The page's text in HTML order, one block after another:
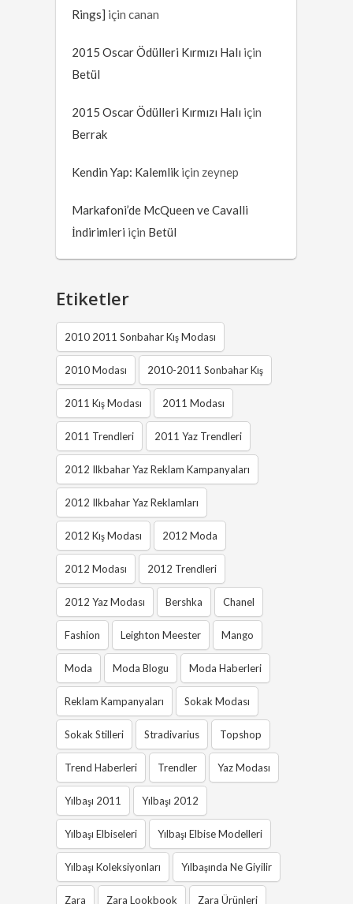
Rings] içincanan
2015 Oscar Ödülleri Kırmızı Halı için
Betül
2015 Oscar Ödülleri Kırmızı Halı için
Berrak
Kendin Yap: Kalemlik için zeynep
Markafoni’de McQueen ve Cavalli
İndirimleri için Betül
Etiketler
2010 2011 Sonbahar Kış Modası
2010 Modası 2010-2011 Sonbahar Kış
2011 Kış Modası 2011 Modası
2011 Trendleri 2011 Yaz Trendleri
2012 Ilkbahar Yaz Reklam Kampanyaları
2012 Ilkbahar Yaz Reklamları
2012 Kış Modası 2012 Moda
2012 Modası 2012 Trendleri
2012 Yaz Modası Bershka Chanel
Fashion Leighton Meester Mango
Moda Moda Blogu Moda Haberleri
Reklam Kampanyaları Sokak Modası
Sokak Stilleri Stradivarius Topshop
Trend Haberleri Trendler Yaz Modası
Yılbaşı 2011 Yılbaşı 2012
Yılbaşı Elbiseleri Yılbaşı Elbise Modelleri
Yılbaşı Koleksiyonları Yılbaşında Ne Giyilir
Zara Zara Lookbook Zara Ürünleri